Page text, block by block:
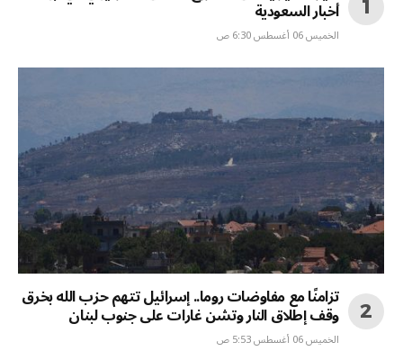
أخبار السعودية
الخميس 06 أغسطس 6:30 ص
تزامنًا مع مفاوضات روما.. إسرائيل تتهم حزب الله بخرق
وقف إطلاق النار وتشن غارات على جنوب لبنان
الخميس 06 أغسطس 5:53 ص